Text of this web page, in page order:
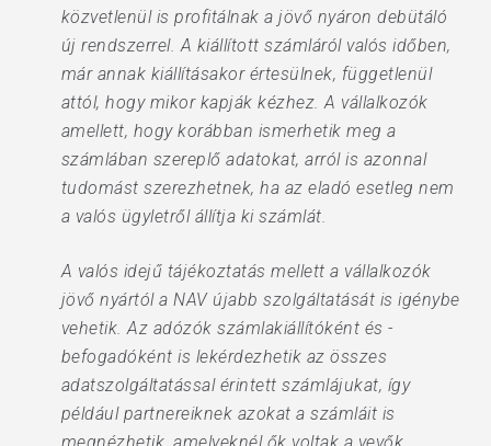
közvetlenül is profitálnak a jövő nyáron debütáló
új rendszerrel. A kiállított számláról valós időben,
már annak kiállításakor értesülnek, függetlenül
attól, hogy mikor kapják kézhez. A vállalkozók
amellett, hogy korábban ismerhetik meg a
számlában szereplő adatokat, arról is azonnal
tudomást szerezhetnek, ha az eladó esetleg nem
a valós ügyletről állítja ki számlát.
A valós idejű tájékoztatás mellett a vállalkozók
jövő nyártól a NAV újabb szolgáltatását is igénybe
vehetik. Az adózók számlakiállítóként és -
befogadóként is lekérdezhetik az összes
adatszolgáltatással érintett számlájukat, így
például partnereiknek azokat a számláit is